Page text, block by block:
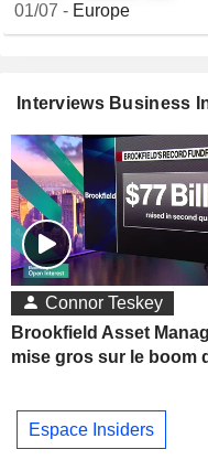
01/07 - Europe
Interviews Business
Connor Teskey
Brookfield Asset
mise gros sur le boom
Espace Insiders